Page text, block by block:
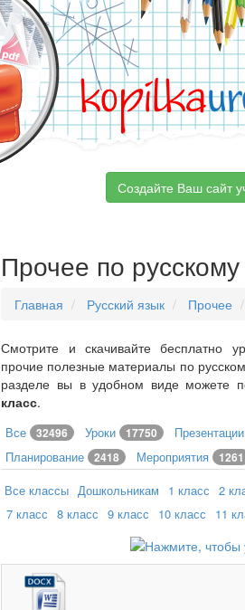
kopilka
Создайте Ваш сайт
Прочее по
Главная Русский язык Прочее
Смотрите и скачивайте бесплатно
прочие полезные материалы по
разделе вы в удобном виде можете
класс.
Все 32496 Уроки 17750
Планирование 2418 Мероприятия 1261
Все классы Дошкольникам 1 класс 2
7 класс 8 класс 9 класс 10 класс 11